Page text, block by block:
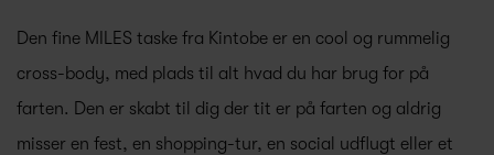
Den fine MILES taske fra Kintobe er en cool og rummelig
cross-body, med plads til alt hvad du har brug for på
farten. Den er skabt til dig der tit er på farten og aldrig
misser en fest, en shopping-tur, en social udflugt eller et